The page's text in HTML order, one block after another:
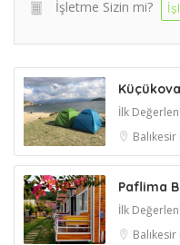
İşletme Sizin mi?
İlk
Balıkesir
Paflima
İlk
Balıkesir